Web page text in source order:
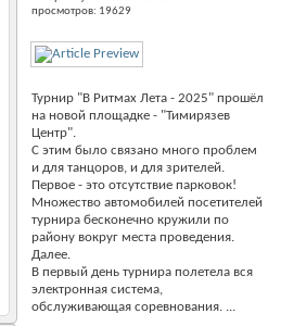
просмотров: 19629
Турнир "В Ритмах Лета - 2025" прошёл
на новой площадке - "Тимирязев
Центр".
С этим было связано много проблем
и для танцоров, и для зрителей.
Первое - это отсутствие парковок!
Множество автомобилей посетителей
турнира бесконечно кружили по
району вокруг места проведения.
Далее.
В первый день турнира полетела вся
электронная система,
обслуживающая соревнования.